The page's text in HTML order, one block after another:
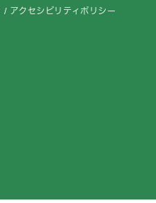
アクセシビリティポリシー